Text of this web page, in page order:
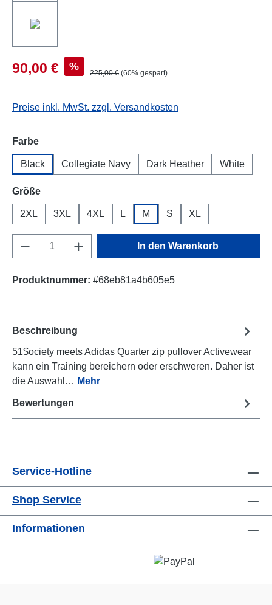
90,00 € %
225,00 € (60% gespart)
Preise inkl. MwSt. zzgl. Versandkosten
Farbeauswählen
Black Collegiate Navy Dark Heather White
Größeauswählen
2XL 3XL 4XL L M S XL
Produkt Anzahl: Gib den gewünschten
In den Warenkorb
Produktnummer: #68eb81a4b605e5
Beschreibung
51$ociety meets Adidas Quarter zip pullover Activewear
kann ein Training bereichern oder erschweren. Daher ist
die Auswahl… Mehr
Bewertungen
Service-Hotline
Shop Service
Informationen